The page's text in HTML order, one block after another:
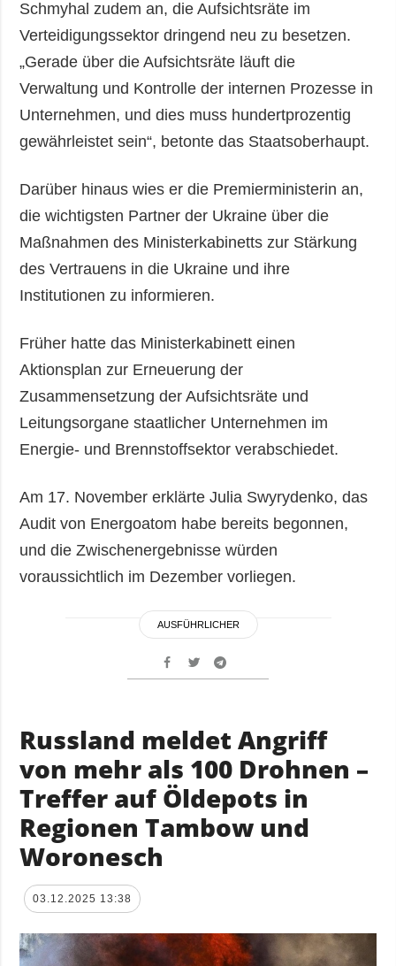
Schmyhal zudem an, die Aufsichtsräte im
Verteidigungssektor dringend neu zu besetzen.
„Gerade über die Aufsichtsräte läuft die
Verwaltung und Kontrolle der internen Prozesse in
Unternehmen, und dies muss hundertprozentig
gewährleistet sein“, betonte das Staatsoberhaupt.
Darüber hinaus wies er die Premierministerin an,
die wichtigsten Partner der Ukraine über die
Maßnahmen des Ministerkabinetts zur Stärkung
des Vertrauens in die Ukraine und ihre
Institutionen zu informieren.
Früher hatte das Ministerkabinett einen
Aktionsplan zur Erneuerung der
Zusammensetzung der Aufsichtsräte und
Leitungsorgane staatlicher Unternehmen im
Energie- und Brennstoffsektor verabschiedet.
Am 17. November erklärte Julia Swyrydenko, das
Audit von Energoatom habe bereits begonnen,
und die Zwischenergebnisse würden
voraussichtlich im Dezember vorliegen.
AUSFÜHRLICHER
Russland meldet Angriff
von mehr als 100 Drohnen –
Treffer auf Öldepots in
Regionen Tambow und
Woronesch
03.12.2025 13:38